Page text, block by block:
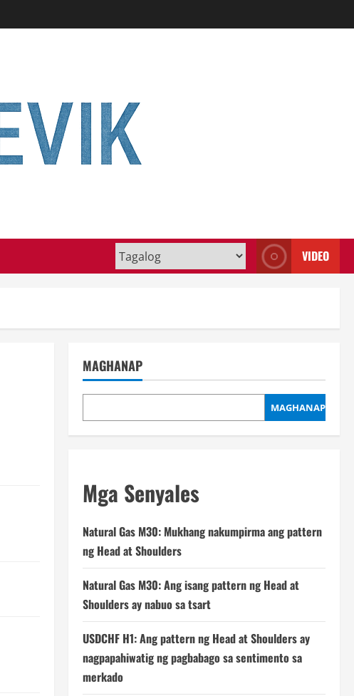
VIDEO
MAGHANAP
MAGHANAP
Mga Senyales
Natural Gas M30: Mukhang nakumpirma ang pattern
ng Head at Shoulders
Natural Gas M30: Ang isang pattern ng Head at
Shoulders ay nabuo sa tsart
USDCHF H1: Ang pattern ng Head at Shoulders ay
nagpapahiwatig ng pagbabago sa sentimento sa
merkado